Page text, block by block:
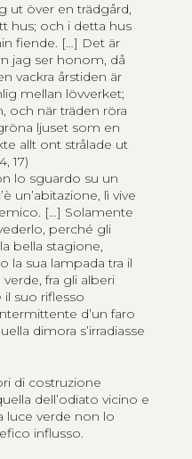
ut över en trädgård,
hus; och i detta hus
fiende. […] Det är
jag ser honom, då
vackra årstiden är
mellan lövverket;
och när träden röra
ljuset som en
allt ont strålade ut
17)
lo sguardo su un
un’abitazione, lì vive
[…] Solamente
perché gli
bella stagione,
la sua lampada tra il
fra gli alberi
suo riflesso
d’un faro
dimora s’irradiasse
di costruzione
dell’odiato vicino e
luce verde non lo
influsso.